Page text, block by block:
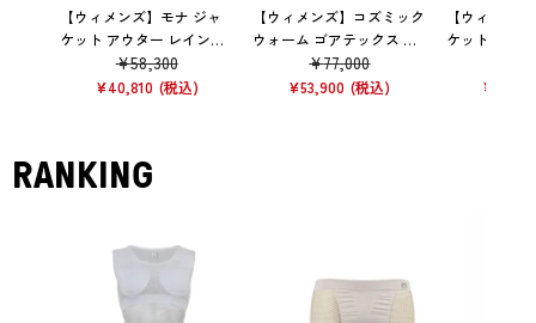
【ウィメンズ】モナ ジャ
ケット アウター レインウ
ェア 防水 VIBRANT VIO ET
¥58,300
¥40,810
【ウィメンズ】コズミック
ウォーム ゴアテックス パ
ンツ アウター レインウェ
ア 防水
¥77,000
¥53,900
【ウィメン
ケット アウ
¥
RANKING